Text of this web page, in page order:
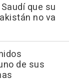
que su
no va
de sus